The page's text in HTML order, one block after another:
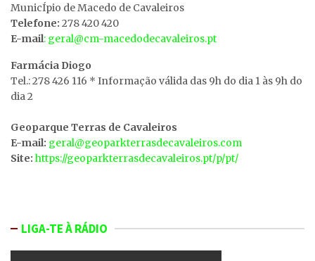
MunicÍpio de Macedo de Cavaleiros
Telefone: 278 420 420
E-mail: geral@cm-macedodecavaleiros.pt
Farmácia Diogo
Tel.: 278 426 116 * Informação válida das 9h do dia 1 às 9h do
dia 2
Geoparque Terras de Cavaleiros
E-mail: geral@geoparkterrasdecavaleiros.com
Site: https://geoparkterrasdecavaleiros.pt/p/pt/
LIGA-TE À RÁDIO